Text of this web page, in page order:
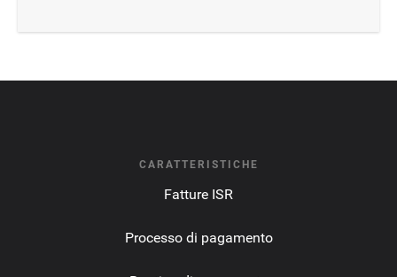
CARATTERISTICHE
Fatture ISR
Processo di pagamento